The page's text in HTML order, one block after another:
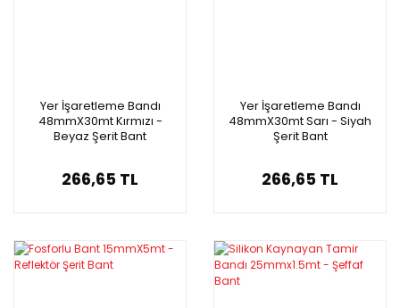
Yer İşaretleme Bandı
48mmX30mt Kırmızı -
Beyaz Şerit Bant
266,65 TL
Yer İşaretleme Bandı
48mmX30mt Sarı - Siyah
Şerit Bant
266,65 TL